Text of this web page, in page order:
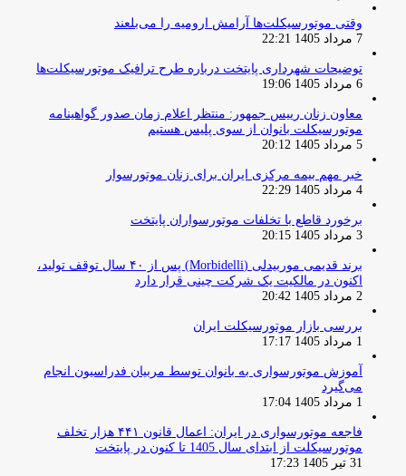
وقتی موتورسیکلت‌ها آرامش ارومیه را می‌بلعند
7 مرداد 1405 22:21
توضیحات شهرداری پایتخت درباره طرح ترافیک موتورسیکلت‌ها
6 مرداد 1405 19:06
معاون زنان رییس جمهور: منتظر اعلام زمان صدور گواهینامه
موتورسیکلت بانوان از سوی پلیس هستیم
5 مرداد 1405 20:12
خبر مهم بیمه مرکزی ایران برای زنان موتورسوار
4 مرداد 1405 22:29
برخورد قاطع با تخلفات موتورسواران پایتخت
3 مرداد 1405 20:15
برند قدیمی موربیدلی (Morbidelli) پس از ۴۰ سال توقف تولید،
اکنون در مالکیت یک شرکت چینی قرار دارد
2 مرداد 1405 20:42
بررسی بازار موتورسیکلت ایران
1 مرداد 1405 17:17
آموزش موتورسواری به بانوان توسط مربیان فدراسیون انجام
می‌گیرد
1 مرداد 1405 17:04
فاجعه موتورسواری در ایران: اعمال قانون ۴۴۱ هزار تخلف
موتورسیکلت از ابتدای سال 1405 تا کنون در پایتخت
31 تیر 1405 17:23